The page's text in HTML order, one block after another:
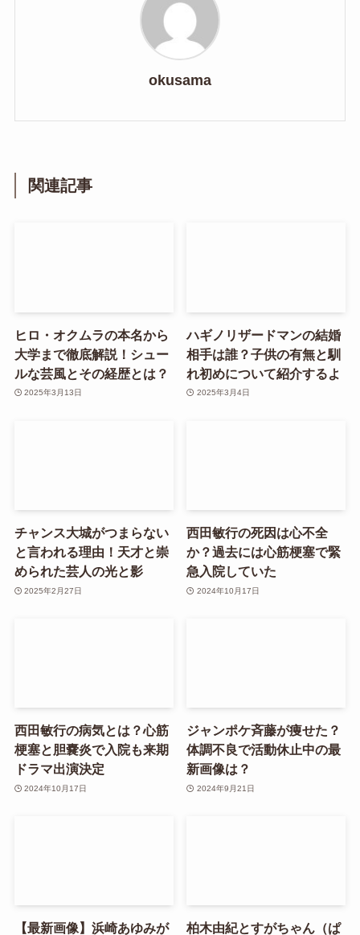
okusama
関連記事
ヒロ・オクムラの本名から
大学まで徹底解説！シュー
ルな芸風とその経歴とは？
2025年3月13日
ハギノリザードマンの結婚
相手は誰？子供の有無と馴
れ初めについて紹介するよ
2025年3月4日
チャンス大城がつまらない
と言われる理由！天才と崇
められた芸人の光と影
2025年2月27日
西田敏行の死因は心不全
か？過去には心筋梗塞で緊
急入院していた
2024年10月17日
西田敏行の病気とは？心筋
梗塞と胆嚢炎で入院も来期
ドラマ出演決定
2024年10月17日
ジャンポケ斉藤が痩せた？
体調不良で活動休止中の最
新画像は？
2024年9月21日
【最新画像】浜崎あゆみが
柏木由紀とすがちゃん（ぱ